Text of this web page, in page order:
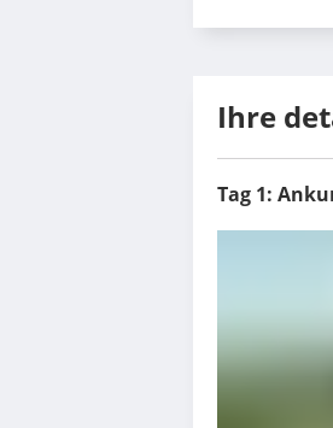
Ihre
Tag 1: